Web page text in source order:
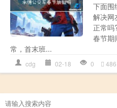
下面围
解决网
正常吗
春节期
常，首末班...
cdg 02-18 0 486